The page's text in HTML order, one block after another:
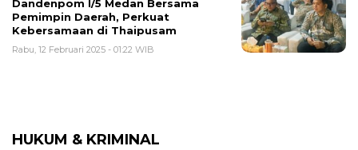
Dandenpom I/5 Medan Bersama
Pemimpin Daerah, Perkuat
Kebersamaan di Thaipusam
Rabu, 12 Februari 2025 - 01:22 WIB
HUKUM & KRIMINAL